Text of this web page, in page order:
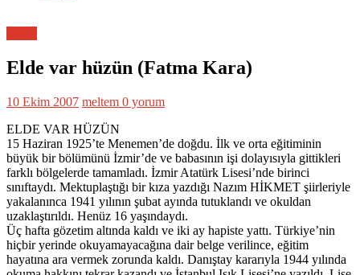
Elde var hüzün (Fatma Kara)
10 Ekim 2007 meltem 0 yorum
ELDE VAR HÜZÜN
15 Haziran 1925’te Menemen’de doğdu. İlk ve orta eğitiminin
büyük bir bölümünü İzmir’de ve babasının işi dolayısıyla gittikleri
farklı bölgelerde tamamladı. İzmir Atatürk Lisesi’nde birinci
sınıftaydı. Mektuplaştığı bir kıza yazdığı Nazım HİKMET şiirleriyle
yakalanınca 1941 yılının şubat ayında tutuklandı ve okuldan
uzaklaştırıldı. Henüz 16 yaşındaydı.
Üç hafta gözetim altında kaldı ve iki ay hapiste yattı. Türkiye’nin
hiçbir yerinde okuyamayacağına dair belge verilince, eğitim
hayatına ara vermek zorunda kaldı. Danıştay kararıyla 1944 yılında